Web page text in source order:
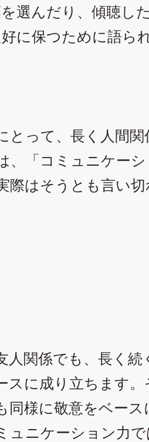
選んだり、傾聴し
に保つために語ら
とって、長く人間
、「コミュニケー
際はそうとも言い
人関係でも、長く
スに成り立ちます
同様に敬意をベー
ュニケーション力